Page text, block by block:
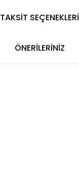
TAKSİT SEÇENEKLERİ
ÖNERİLERİNİZ